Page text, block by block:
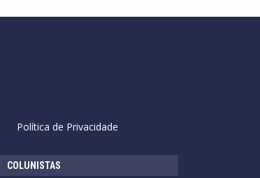
Política de Privacidade
COLUNISTAS